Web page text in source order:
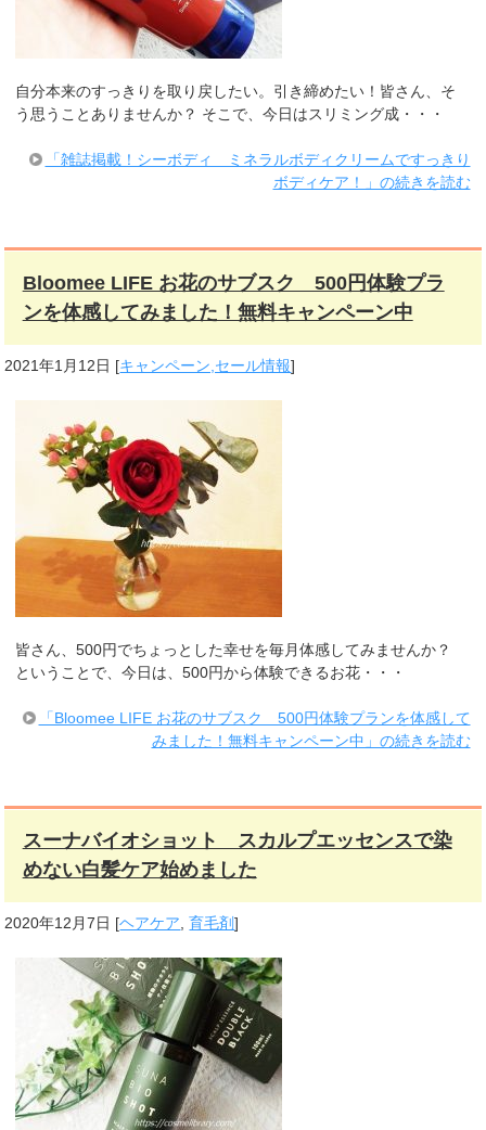
自分本来のすっきりを取り戻したい。引き締めたい！皆さん、そ
う思うことありませんか？ そこで、今日はスリミング成・・・
「雑誌掲載！シーボディ ミネラルボディクリームですっきり
ボディケア！」の続きを読む
Bloomee LIFE お花のサブスク 500円体験プラ
ンを体感してみました！無料キャンペーン中
2021年1月12日 [キャンペーン,セール情報]
皆さん、500円でちょっとした幸せを毎月体感してみませんか？
ということで、今日は、500円から体験できるお花・・・
「Bloomee LIFE お花のサブスク 500円体験プランを体感して
みました！無料キャンペーン中」の続きを読む
スーナバイオショット スカルプエッセンスで染
めない白髪ケア始めました
2020年12月7日 [ヘアケア ,育毛剤]